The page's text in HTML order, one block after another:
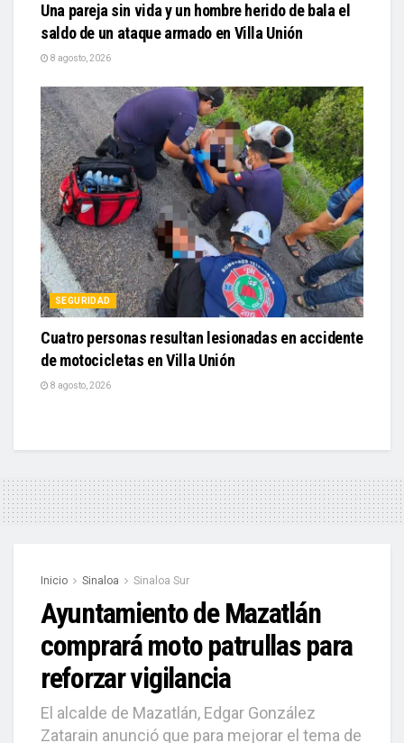
Una pareja sin vida y un hombre herido de bala el
saldo de un ataque armado en Villa Unión
8 agosto, 2026
SEGURIDAD
Cuatro personas resultan lesionadas en accidente
de motocicletas en Villa Unión
8 agosto, 2026
Inicio Sinaloa Sinaloa Sur
Ayuntamiento de Mazatlán
comprará moto patrullas para
reforzar vigilancia
El alcalde de Mazatlán, Edgar González
Zatarain anunció que para mejorar el tema de